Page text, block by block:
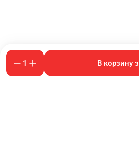
1 В корзину